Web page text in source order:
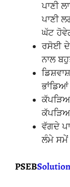
ਪਾਣੀ
ਪਾਣੀ
ਘੱਟ
ਰਸੋਈ ਦੇ
ਨਾਲ
ਭਾਂਡਿਆਂ
ਕੱਪੜਿਆਂ
ਵੱਗਦੇ
ਲੰਮੇ ਸਮੇਂ